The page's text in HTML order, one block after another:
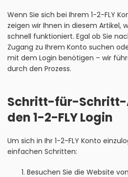
Wenn Sie sich bei Ihrem 1-2-FLY
zeigen wir Ihnen in diesem Artikel,
schnell funktioniert. Egal ob Sie
Zugang zu Ihrem Konto suchen
mit dem Login benötigen – wir
durch den Prozess.
Schritt-für-
den 1-2-FLY Login
Um sich in Ihr 1-2-FLY Konto
einfachen Schritten:
Besuchen Sie die Website